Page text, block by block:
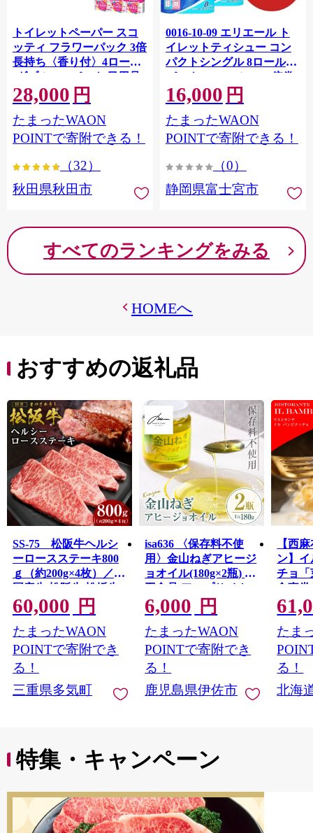
トイレットペーパー スコ
ッティ フラワーパック 3倍
長持ち〈香り付〉4ロール
(ダブル)×12パック 日用品
最短翌日発送 [スコッティ
フラワーパック トイレッ
トペーパー 日本製紙クレ
シア] 秋田県秋田市
28,000 円
たまったWAON
POINTで寄附できる！
（32）
秋田県秋田市
0016-10-09 エリエール ト
イレットティシュー コン
パクトシングル 8ロール×8
パック 64ロール 1.5倍巻
82.5m トイレットペーパー
シングル パルプ100％ 香り
つき 日用品 消耗品 備蓄
16,000 円
たまったWAON
POINTで寄附できる！
（0）
静岡県富士宮市
すべてのランキングをみる
HOMEへ
おすすめの返礼品
SS-75 松阪牛ヘルシ
ーロースステーキ800
ｇ（約200g×4枚）／
国産牛 松阪牛 松坂牛
高級和牛 黒毛和牛 ブ
ランド牛（ 近江牛 神
戸牛 に並ぶ 日本三大
和牛 ） 霜降り 冷凍 ふ
るさと納税 送料無料
牛肉 にく 大人気 贅沢
おすすめ 贈り物 リピ
60,000 円
たまったWAON
POINTで寄附でき
る！
三重県多気町
isa636 〈保存料不使
用〉金山ねぎアヒージ
ョオイル(180g×2瓶) 加
工食品 アップサイク
ル 金山ねぎ フードロ
ス 規格外 調味料 オリ
ーブオイル アヒージ
ョ パスタ サラダ 炒め
物 サーキュラーエコ
ノミー SDGs
【MASA'S
6,000 円
たまったWAON
POINTで寄附でき
る！
鹿児島県伊佐市
【西
ン】
チョ「
食事
以上で
052-1
たま
る！
北海
特集・キャンペーン